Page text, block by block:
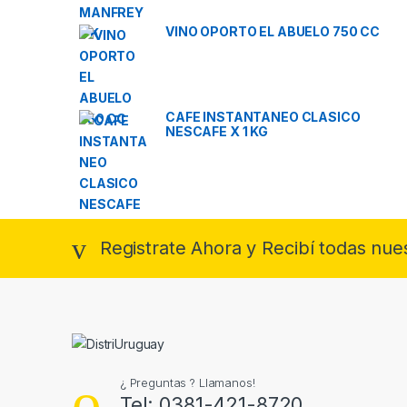
VINO OPORTO EL ABUELO 750 CC
CAFE INSTANTANEO CLASICO
NESCAFE X 1 KG
Registrate Ahora y Recibí todas
¿ Preguntas ? Llamanos!